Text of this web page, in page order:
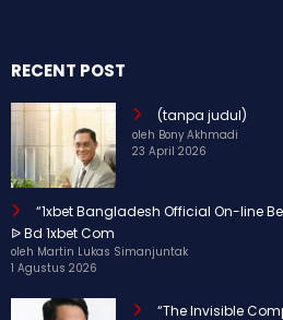
RECENT POST
(tanpa judul)
oleh Bony Akhmadi
23 April 2026
“1xbet Bangladesh Official On-line
ᐉ Bd 1xbet Com
oleh Martin Lukas Simanjuntak
1 Agustus 2026